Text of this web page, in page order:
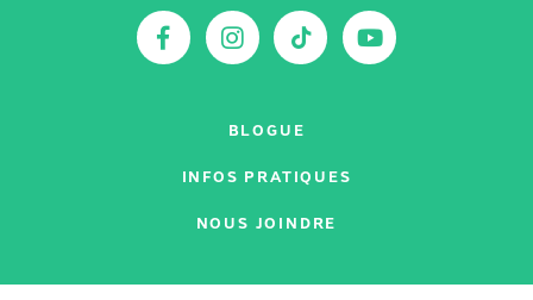
Facebook
Instagram
TikTok
BLOGUE
INFOS PRATIQUES
NOUS JOINDRE